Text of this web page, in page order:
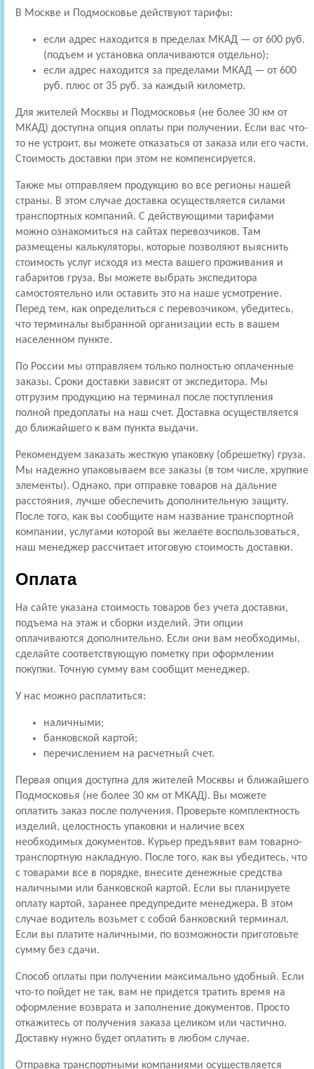
В Москве и Подмосковье действуют тарифы:
если адрес находится в пределах МКАД — от 600 руб.
(подъем и установка оплачиваются отдельно);
если адрес находится за пределами МКАД — от 600
руб. плюс от 35 руб. за каждый километр.
Для жителей Москвы и Подмосковья (не более 30 км от
МКАД) доступна опция оплаты при получении. Если вас что-
то не устроит, вы можете отказаться от заказа или его части.
Стоимость доставки при этом не компенсируется.
Также мы отправляем продукцию во все регионы нашей
страны. В этом случае доставка осуществляется силами
транспортных компаний. С действующими тарифами
можно ознакомиться на сайтах перевозчиков. Там
размещены калькуляторы, которые позволяют выяснить
стоимость услуг исходя из места вашего проживания и
габаритов груза. Вы можете выбрать экспедитора
самостоятельно или оставить это на наше усмотрение.
Перед тем, как определиться с перевозчиком, убедитесь,
что терминалы выбранной организации есть в вашем
населенном пункте.
По России мы отправляем только полностью оплаченные
заказы. Сроки доставки зависят от экспедитора. Мы
отгрузим продукцию на терминал после поступления
полной предоплаты на наш счет. Доставка осуществляется
до ближайшего к вам пункта выдачи.
Рекомендуем заказать жесткую упаковку (обрешетку) груза.
Мы надежно упаковываем все заказы (в том числе, хрупкие
элементы). Однако, при отправке товаров на дальние
расстояния, лучше обеспечить дополнительную защиту.
После того, как вы сообщите нам название транспортной
компании, услугами которой вы желаете воспользоваться,
наш менеджер рассчитает итоговую стоимость доставки.
Оплата
На сайте указана стоимость товаров без учета доставки,
подъема на этаж и сборки изделий. Эти опции
оплачиваются дополнительно. Если они вам необходимы,
сделайте соответствующую пометку при оформлении
покупки. Точную сумму вам сообщит менеджер.
У нас можно расплатиться:
наличными;
банковской картой;
перечислением на расчетный счет.
Первая опция доступна для жителей Москвы и ближайшего
Подмосковья (не более 30 км от МКАД). Вы можете
оплатить заказ после получения. Проверьте комплектность
изделий, целостность упаковки и наличие всех
необходимых документов. Курьер предъявит вам товарно-
транспортную накладную. После того, как вы убедитесь, что
с товарами все в порядке, внесите денежные средства
наличными или банковской картой. Если вы планируете
оплату картой, заранее предупредите менеджера. В этом
случае водитель возьмет с собой банковский терминал.
Если вы платите наличными, по возможности приготовьте
сумму без сдачи.
Способ оплаты при получении максимально удобный. Если
что-то пойдет не так, вам не придется тратить время на
оформление возврата и заполнение документов. Просто
откажитесь от получения заказа целиком или частично.
Доставку нужно будет оплатить в любом случае.
Отправка транспортными компаниями осуществляется